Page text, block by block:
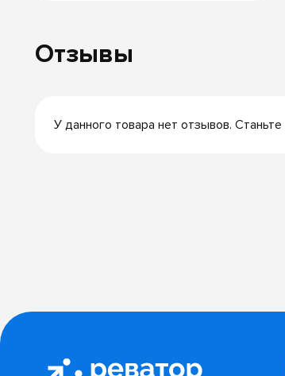
Отзывы
У данного товара нет отзывов.